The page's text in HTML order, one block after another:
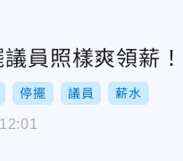
議員照樣爽領薪
停擺 議員 薪水